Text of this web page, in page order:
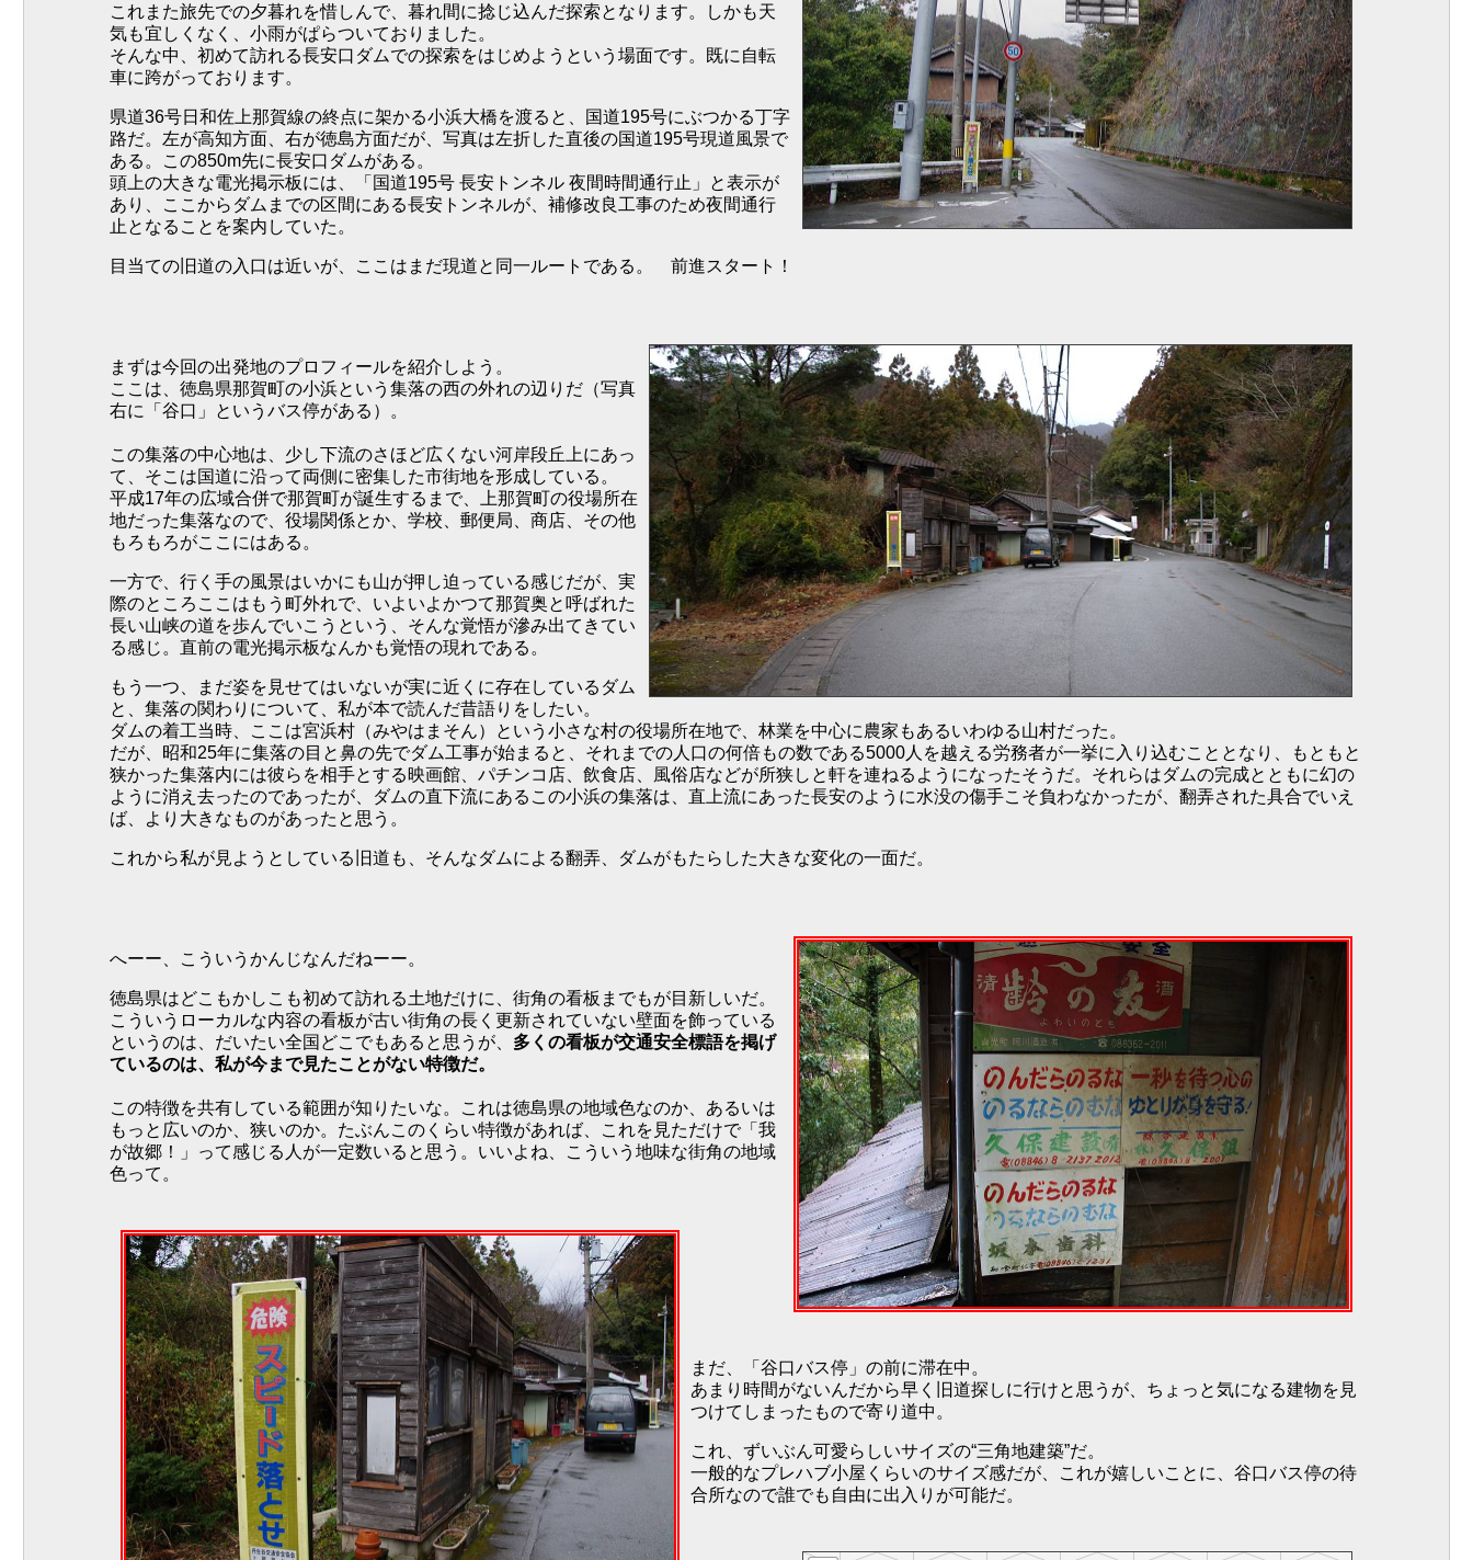
これまた旅先での夕暮れを惜しんで、暮れ間に捻じ込んだ探索となります。しかも天
気も宜しくなく、小雨がぱらついておりました。
そんな中、初めて訪れる長安口ダムでの探索をはじめようという場面です。既に自転
車に跨がっております。
県道36号日和佐上那賀線の終点に架かる小浜大橋を渡ると、国道195号にぶつかる丁字
路だ。左が高知方面、右が徳島方面だが、写真は左折した直後の国道195号現道風景で
ある。この850m先に長安口ダムがある。
頭上の大きな電光掲示板には、「国道195号 長安トンネル 夜間時間通行止」と表示が
あり、ここからダムまでの区間にある長安トンネルが、補修改良工事のため夜間通行
止となることを案内していた。
目当ての旧道の入口は近いが、ここはまだ現道と同一ルートである。 前進スタート！
まずは今回の出発地のプロフィールを紹介しよう。
ここは、徳島県那賀町の小浜という集落の西の外れの辺りだ（写真
右に「谷口」というバス停がある）。
この集落の中心地は、少し下流のさほど広くない河岸段丘上にあっ
て、そこは国道に沿って両側に密集した市街地を形成している。
平成17年の広域合併で那賀町が誕生するまで、上那賀町の役場所在
地だった集落なので、役場関係とか、学校、郵便局、商店、その他
もろもろがここにはある。
一方で、行く手の風景はいかにも山が押し迫っている感じだが、実
際のところここはもう町外れで、いよいよかつて那賀奥と呼ばれた
長い山峡の道を歩んでいこうという、そんな覚悟が滲み出てきてい
る感じ。直前の電光掲示板なんかも覚悟の現れである。
もう一つ、まだ姿を見せてはいないが実に近くに存在しているダム
と、集落の関わりについて、私が本で読んだ昔語りをしたい。
ダムの着工当時、ここは宮浜村（みやはまそん）という小さな村の役場所在地で、林業を中心に農家もあるいわゆる山村だった。
だが、昭和25年に集落の目と鼻の先でダム工事が始まると、それまでの人口の何倍もの数である5000人を越える労務者が一挙に入り込むこととなり、もともと
狭かった集落内には彼らを相手とする映画館、パチンコ店、飲食店、風俗店などが所狭しと軒を連ねるようになったそうだ。それらはダムの完成とともに幻の
ように消え去ったのであったが、ダムの直下流にあるこの小浜の集落は、直上流にあった長安のように水没の傷手こそ負わなかったが、翻弄された具合でいえ
ば、より大きなものがあったと思う。
これから私が見ようとしている旧道も、そんなダムによる翻弄、ダムがもたらした大きな変化の一面だ。
へーー、こういうかんじなんだねーー。
徳島県はどこもかしこも初めて訪れる土地だけに、街角の看板までもが目新しいだ。
こういうローカルな内容の看板が古い街角の長く更新されていない壁面を飾っている
というのは、だいたい全国どこでもあると思うが、 多くの看板が交通安全標語を掲げ
ているのは、私が今まで見たことがない特徴だ。
この特徴を共有している範囲が知りたいな。これは徳島県の地域色なのか、あるいは
もっと広いのか、狭いのか。たぶんこのくらい特徴があれば、これを見ただけで「我
が故郷！」って感じる人が一定数いると思う。いいよね、こういう地味な街角の地域
色って。
まだ、「谷口バス停」の前に滞在中。
あまり時間がないんだから早く旧道探しに行けと思うが、ちょっと気になる建物を見
つけてしまったもので寄り道中。
これ、ずいぶん可愛らしいサイズの“三角地建築”だ。
一般的なプレハブ小屋くらいのサイズ感だが、これが嬉しいことに、谷口バス停の待
合所なので誰でも自由に出入りが可能だ。